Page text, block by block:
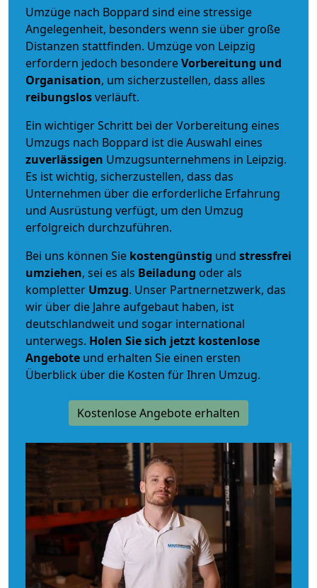
Umzüge nach Boppard sind eine stressige
Angelegenheit, besonders wenn sie über große
Distanzen stattfinden. Umzüge von Leipzig
erfordern jedoch besondereVorbereitung und
Organisation, um sicherzustellen, dass alles
reibungslosverläuft.
Ein wichtiger Schritt bei der Vorbereitung eines
Umzugs nach Boppard ist die Auswahl eines
zuverlässigen Umzugsunternehmens in Leipzig.
Es ist wichtig, sicherzustellen, dass das
Unternehmen über die erforderliche Erfahrung
und Ausrüstung verfügt, um den Umzug
erfolgreich durchzuführen.
Bei uns können Sie kostengünstig und stressfrei
umziehen, sei es als Beiladung oder als
kompletter Umzug. Unser Partnernetzwerk, das
wir über die Jahre aufgebaut haben, ist
deutschlandweit und sogar international
unterwegs. Holen Sie sich jetzt kostenlose
Angebote und erhalten Sie einen ersten
Überblick über die Kosten für Ihren Umzug.
Kostenlose Angebote erhalten